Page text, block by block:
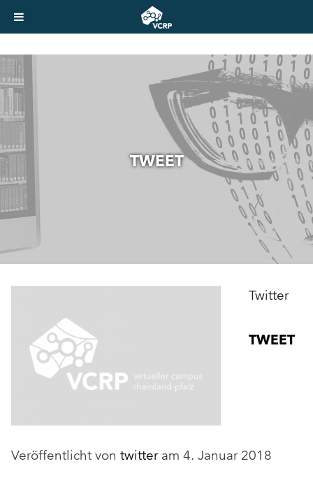
TWEET
Twitter
TWEET
Veröffentlicht von twitteram 4. Januar 2018